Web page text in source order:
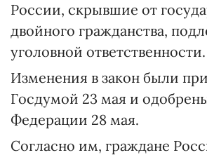
России, скрывшие от
двойного гражданства,
уголовной ответственности.
Изменения в закон были
Госдумой 23 мая и
Федерации 28 мая.
Согласно им, граждане